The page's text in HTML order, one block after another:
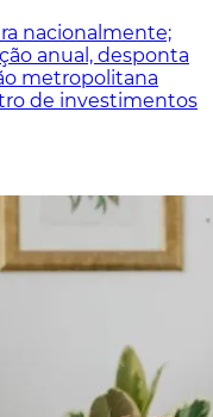
nacionalmente;
anual, desponta
metropolitana
de investimentos